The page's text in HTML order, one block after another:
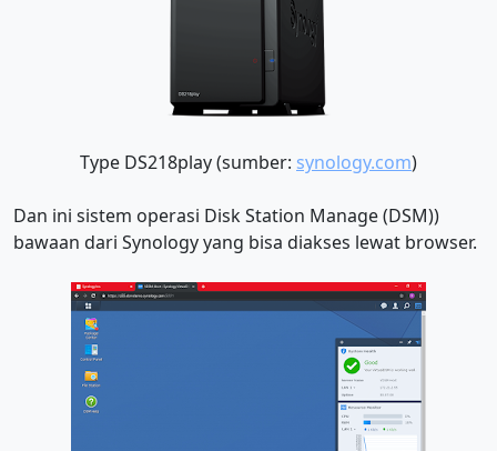
Type DS218play (sumber: synology.com)
Dan ini sistem operasi Disk Station Manage (DSM))
bawaan dari Synology yang bisa diakses lewat browser.